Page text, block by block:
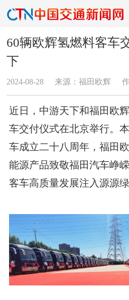
60辆欧辉氢燃料客车
下
2024-08-28 来源：福田欧辉
近日，中游天下和福田欧
车交付仪式在北京举行。
车成立二十八周年，福田
能源产品致敬福田汽车峥
客车高质量发展注入源源绿